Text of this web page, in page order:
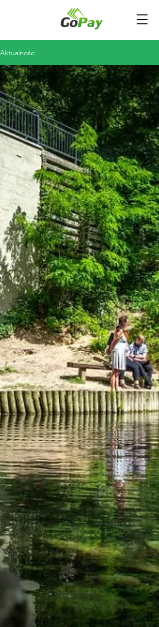
Aktualności